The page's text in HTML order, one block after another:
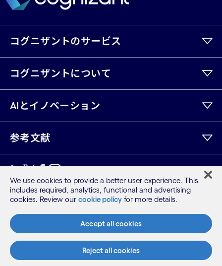
コグニザントのサービス
コグニザントについて
AIとイノベーション
参考文献
LinkedIn
Twitter
Facebook
Instagram
Youtube
サイトマップ
利用規約
プライバシーポリシー
Cookieポリシー
©2026 Cognizant, all rights reserved
We use cookies to provide a better user experience. This
includes required, analytics, functional and advertising
cookies. Review our cookie policy for more details.
Accept all cookies
Reject all cookies